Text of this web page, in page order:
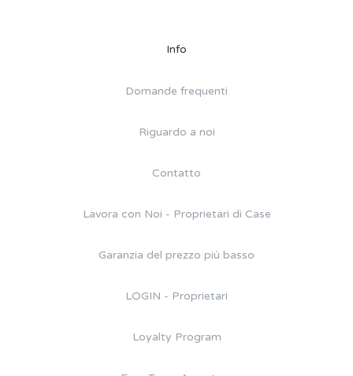
Info
Domande frequenti
Riguardo a noi
Contatto
Lavora con Noi - Proprietari di Case
Garanzia del prezzo più basso
LOGIN - Proprietari
Loyalty Program